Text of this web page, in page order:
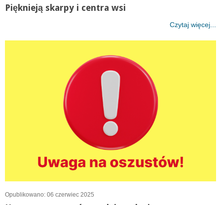
Pięknieją skarpy i centra wsi
Czytaj więcej...
Opublikowano: 06 czerwiec 2025